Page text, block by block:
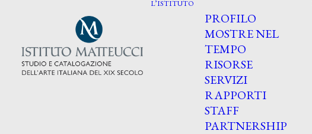
L’ISTITUTO
PROFILO
MOSTRE NEL
TEMPO
RISORSE
SERVIZI
RAPPORTI
STAFF
PARTNERSHIP